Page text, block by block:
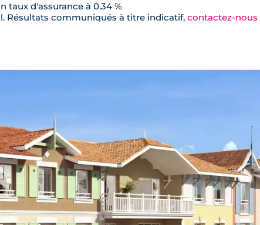
taux d'assurance à 0.34 %
Résultats communiqués à titre indicatif, contactez-nous